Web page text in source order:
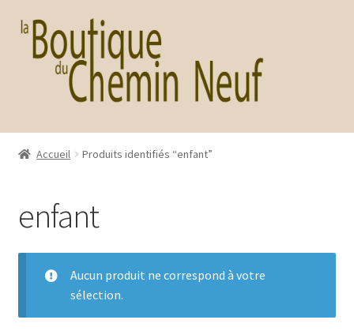
Aller
navigation
Aller
contenu
Accueil Produits identifiés “enfant”
enfant
Aucun produit ne correspond à votre
sélection.